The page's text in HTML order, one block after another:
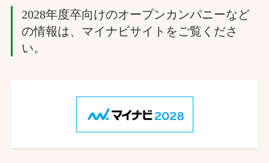
2028年度卒向けのオープンカンパニーなど
の情報は、マイナビサイトをご覧くださ
い。